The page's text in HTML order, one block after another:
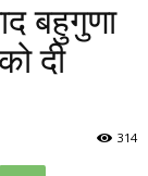
बहुगुणा
दी
314